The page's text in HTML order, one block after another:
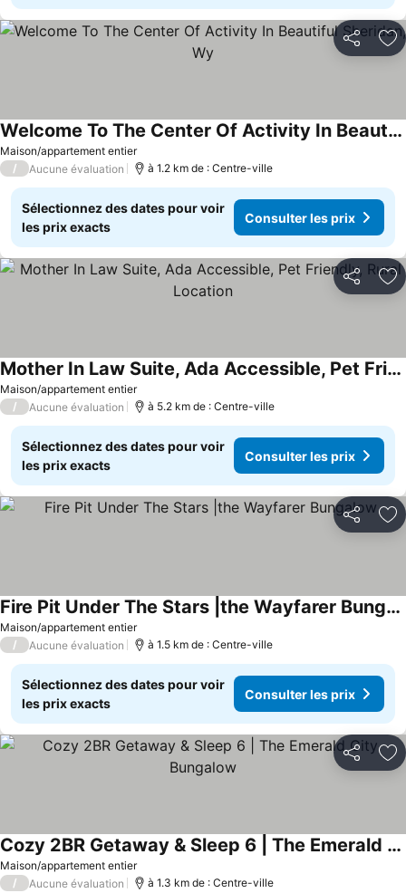
Partager
Maison/appartement entier
Welcome To The Center Of Activity In Beautiful Sheridan, Wy
/ Aucune évaluation à 1.2 km de : Centre-ville
Sélectionnez des dates pour voir
les prix exacts
Consulter les prix
Partager
Maison/appartement entier
Mother In Law Suite, Ada Accessible, Pet Friendly, Rural Location
/ Aucune évaluation à 5.2 km de : Centre-ville
Sélectionnez des dates pour voir
les prix exacts
Consulter les prix
Partager
Maison/appartement entier
Fire Pit Under The Stars |the Wayfarer Bungalow
/ Aucune évaluation à 1.5 km de : Centre-ville
Sélectionnez des dates pour voir
les prix exacts
Consulter les prix
Partager
Maison/appartement entier
Cozy 2BR Getaway & Sleep 6 | The Emerald City Bungalow
/ Aucune évaluation à 1.3 km de : Centre-ville